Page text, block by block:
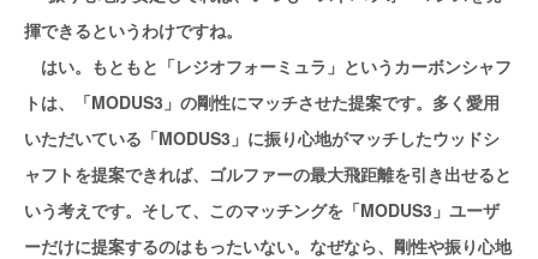
揮できるというわけですね。
はい。もともと「レジオフォーミュラ」というカーボンシャフ
トは、「MODUS3」の剛性にマッチさせた提案です。多く愛用
いただいている「MODUS3」に振り心地がマッチしたウッドシ
ャフトを提案できれば、ゴルファーの最大飛距離を引き出せると
いう考えです。そして、このマッチングを「MODUS3」ユーザ
ーだけに提案するのはもったいない。なぜなら、剛性や振り心地